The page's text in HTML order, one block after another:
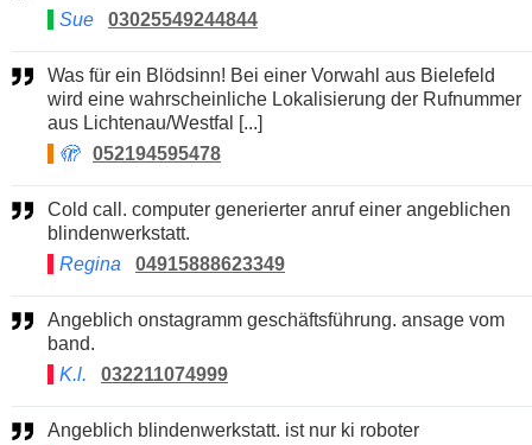
Sue
03025549244844
Was für ein Blödsinn! Bei einer Vorwahl aus Bielefeld
wird eine wahrscheinliche Lokalisierung der Rufnummer
aus Lichtenau/Westfal [...]
🫣
052194595478
Cold call. computer generierter anruf einer angeblichen
blindenwerkstatt.
Regina
04915888623349
Angeblich onstagramm geschäftsführung. ansage vom
band.
K.l.
032211074999
Angeblich blindenwerkstatt. ist nur ki roboter